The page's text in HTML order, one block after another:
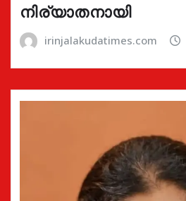
നിര്യാതനായി
irinjalakudatimes.com